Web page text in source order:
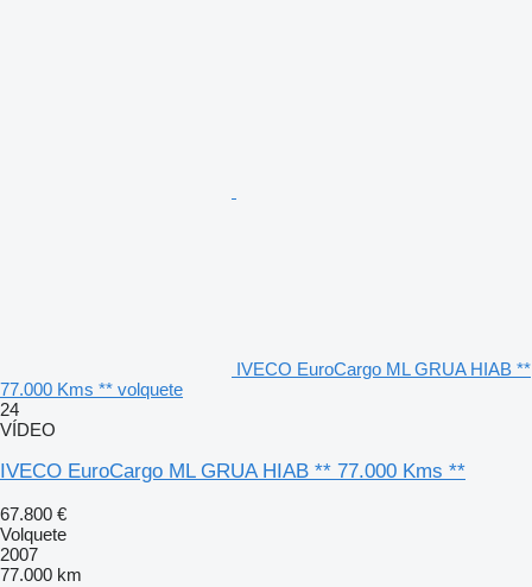
IVECO EuroCargo ML GRUA HIAB **
77.000 Kms ** volquete
24
VÍDEO
IVECO EuroCargo ML GRUA HIAB ** 77.000 Kms **
67.800 €
Volquete
2007
77.000 km